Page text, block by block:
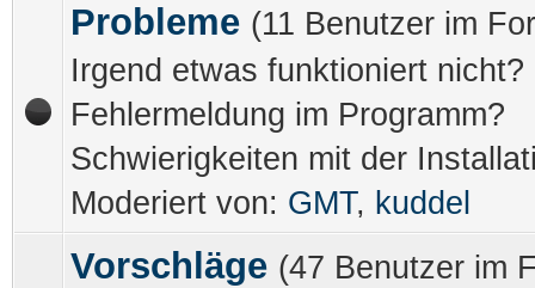
Probleme (11 Benutzer im
Irgend etwas funktioniert nicht?
Fehlermeldung im Programm?
Schwierigkeiten mit der
Moderiert von: GMT, kuddel
Vorschläge (47 Benutzer im